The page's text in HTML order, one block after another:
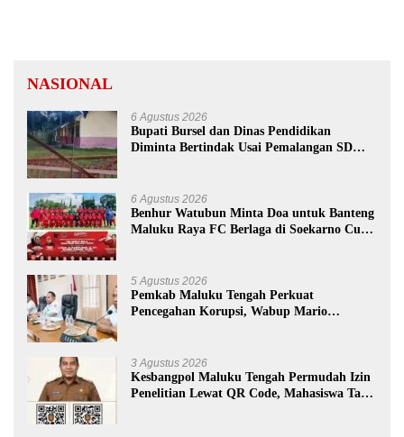
NASIONAL
6 Agustus 2026
Bupati Bursel dan Dinas Pendidikan
Diminta Bertindak Usai Pemalangan SD
6 Agustus 2026
Benhur Watubun Minta Doa untuk Banteng
Maluku Raya FC Berlaga di Soekarno Cup
5 Agustus 2026
Pemkab Maluku Tengah Perkuat
Pencegahan Korupsi, Wabup Mario
3 Agustus 2026
Kesbangpol Maluku Tengah Permudah Izin
Penelitian Lewat QR Code, Mahasiswa Tak